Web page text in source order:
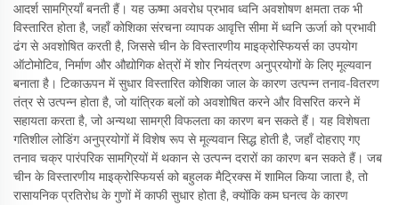
आदर्श सामग्रियाँ बनती हैं। यह ऊष्मा अवरोध प्रभाव ध्वनि अवशोषण क्षमता तक भी
विस्तारित होता है, जहाँ कोशिका संरचना व्यापक आवृत्ति सीमा में ध्वनि ऊर्जा को प्रभावी
ढंग से अवशोषित करती है, जिससे चीन के विस्तारणीय माइक्रोस्फियर्स का उपयोग
ऑटोमोटिव, निर्माण और औद्योगिक क्षेत्रों में शोर नियंत्रण अनुप्रयोगों के लिए मूल्यवान
बनाता है। टिकाऊपन में सुधार विस्तारित कोशिका जाल के कारण उत्पन्न तनाव-वितरण
तंत्र से उत्पन्न होता है, जो यांत्रिक बलों को अवशोषित करने और विसरित करने में
सहायता करता है, जो अन्यथा सामग्री विफलता का कारण बन सकते हैं। यह विशेषता
गतिशील लोडिंग अनुप्रयोगों में विशेष रूप से मूल्यवान सिद्ध होती है, जहाँ दोहराए गए
तनाव चक्र पारंपरिक सामग्रियों में थकान से उत्पन्न दरारों का कारण बन सकते हैं। जब
चीन के विस्तारणीय माइक्रोस्फियर्स को बहुलक मैट्रिक्स में शामिल किया जाता है, तो
रासायनिक प्रतिरोध के गुणों में काफी सुधार होता है, क्योंकि कम घनत्व के कारण